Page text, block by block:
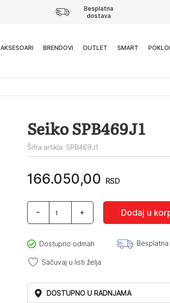
Besplatna
dostava
AKSESOARI BRENDOVI OUTLET SMART
Seiko SPB469J1
Šifra artikla: SPB469J1
166.050,00 RSD
Seiko
SPB469J1
količina
Dodaj u
Dostupno odmah
Sačuvaj u listi želja
DOSTUPNO U RADNJAMA